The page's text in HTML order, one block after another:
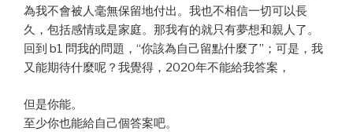
為我不會被人毫無保留地付出。我也不相信一切可以長
久，包括感情或是家庭。那我有的就只有夢想和親人了。
回到 b1 問我的問題，“你該為自己留點什麼了”；可是，我
又能期待什麼呢？我覺得，2020年不能給我答案，
但是你能。
至少你也能給自己個答案吧。